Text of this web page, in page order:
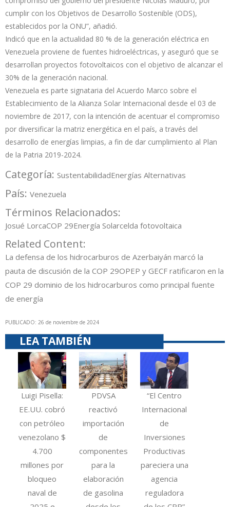
cumplir con los Objetivos de Desarrollo Sostenible (ODS),
establecidos por la ONU”, añadió.
Indicó que en la actualidad 80 % de la generación eléctrica en
Venezuela proviene de fuentes hidroeléctricas, y aseguró que se
desarrollan proyectos fotovoltaicos con el objetivo de alcanzar el
30% de la generación nacional.
Venezuela es parte signataria del Acuerdo Marco sobre el
Establecimiento de la Alianza Solar Internacional desde el 03 de
noviembre de 2017, con la intención de acentuar el compromiso
por diversificar la matriz energética en el país, a través del
desarrollo de energías limpias, a fin de dar cumplimiento al Plan
de la Patria 2019-2024.
Categoría: SustentabilidadEnergías Alternativas
País: Venezuela
Términos Relacionados:
Josué LorcaCOP 29Energía Solarcelda fotovoltaica
Related Content:
La defensa de los hidrocarburos de Azerbaiyán marcó la
pauta de discusión de la COP 29OPEP y GECF ratificaron en la
COP 29 dominio de los hidrocarburos como principal fuente
de energía
PUBLICADO: 26 de noviembre de 2024
LEA TAMBIÉN
Luigi Pisella:
EE.UU. cobró
con petróleo
venezolano $
4.700
millones por
bloqueo
naval de
PDVSA
reactivó
importación
de
componentes
para la
elaboración
de gasolina
“El Centro
Internacional
de
Inversiones
Productivas
pareciera una
agencia
reguladora